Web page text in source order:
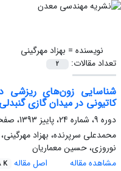
نویسنده = بهزاد مهرگینی
تعداد مقالات:
2
شناسایی زون‌های ریزشی
کاتیونی در میدان گازی
دوره 9، شماره 24، پاییز 1393، صفحه
محمدعلی سرپرنده، بهزاد
نوروزی، حسین معماریان
مشاهده مقاله
اصل مقاله K